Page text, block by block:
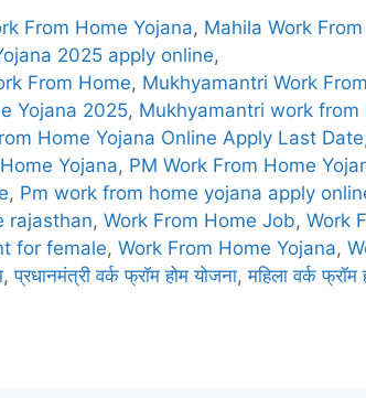
From Home Yojana, Mahila Work From
2025 apply online,
From Home, Mukhyamantri Work From
Yojana 2025, Mukhyamantri work from
Home Yojana Online Apply Last Date
Yojana, PM Work From Home
, Pm work from home yojana apply
rajasthan, Work From Home Job, Work
for female, Work From Home Yojana,
,प्रधानमंत्री वर्क फ्रॉम होम योजना,महिला वर्क फ्रॉम